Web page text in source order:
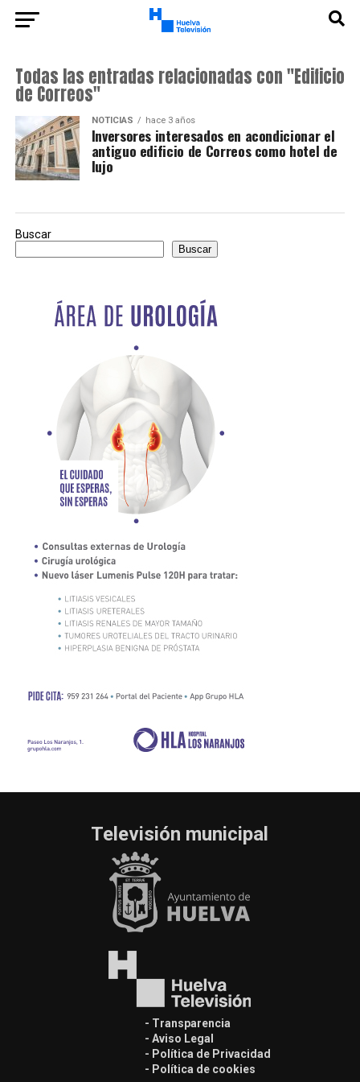
Todas las entradas relacionadas con "Edificio
de Correos"
NOTICIAS hace 3 años
Inversores interesados en acondicionar el
antiguo edificio de Correos como hotel de
lujo
Buscar
Buscar
Televisión municipal
- Transparencia
- Aviso Legal
- Política de Privacidad
- Política de cookies